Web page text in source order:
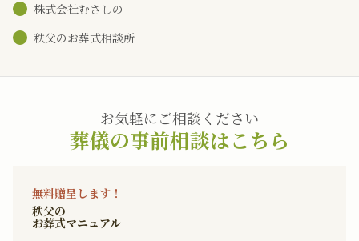
株式会社むさしの
秩父のお葬式相談所
お気軽にご相談ください
葬儀の事前相談はこちら
無料贈呈します！
秩父の
お葬式マニュアル